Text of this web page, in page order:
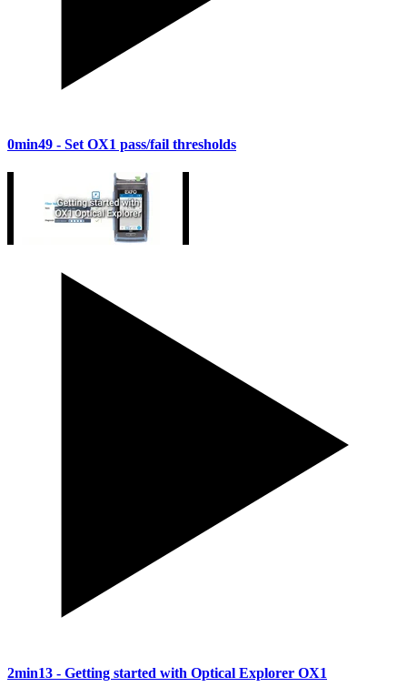
0min49 - Set OX1 pass/fail thresholds
2min13 - Getting started with Optical Explorer OX1